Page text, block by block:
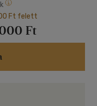
Ft felett
Ft